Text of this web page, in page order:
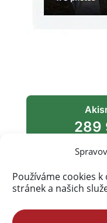
Používáme cookies
stránek a našich
289